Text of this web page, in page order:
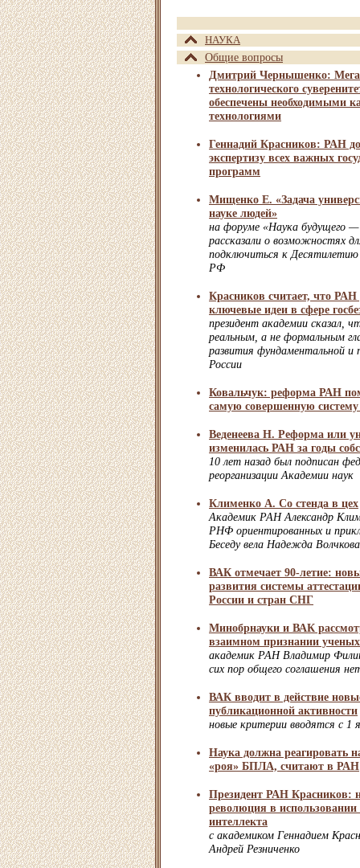
НАУКА
Общие вопросы
Дмитрий Чернышенко:
технологического
обеспечены необходимыми
технологиями
Геннадий Красников: РАН
экспертизу всех важных
программ
Мищенко Е. «Задача
науке людей»
на форуме «Наука будущего
рассказали о возможностях
подключиться к Десятилетию
РФ
Красников считает, что РАН
ключевые идеи в сфере
президент академии сказал,
реальным, а не формальным
развития фундаментальной и
России
Ковальчук: реформа РАН
самую совершенную
Веденеева Н. Реформа или
изменилась РАН за годы
10 лет назад был подписан
реорганизации Академии наук
Клименко А. Со стенда в цех
Академик РАН Александр
РНФ ориентированных и
Беседу вела Надежда Волчкова
ВАК отмечает 90-летие:
развития системы
России и стран СНГ
Минобрнауки и ВАК
взаимном признании
академик РАН Владимир
сих пор общего соглашения
ВАК вводит в действие
публикационной активности
новые критерии вводятся с 1
Наука должна реагировать
«роя» БПЛА, считают в РАН
Президент РАН Красников:
революция в использовании
интеллекта
с академиком Геннадием
Андрей Резниченко